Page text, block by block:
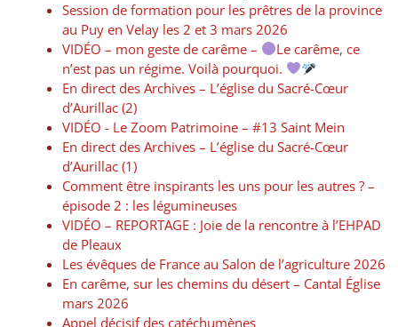
Session de formation pour les prêtres de la province
au Puy en Velay les 2 et 3 mars 2026
VIDÉO – mon geste de carême –
Le carême, ce
n’est pas un régime. Voilà pourquoi.
En direct des Archives – L’église du Sacré-Cœur
d’Aurillac (2)
VIDÉO -​​ Le Zoom Patrimoine – #13 Saint Mein
En direct des Archives – L’église du Sacré-Cœur
d’Aurillac (1)
Comment être inspirants les uns pour les autres ? –
épisode 2 : les légumineuses
VIDÉO – REPORTAGE : Joie de la rencontre à l’EHPAD
de Pleaux
Les évêques de France au Salon de l’agriculture 2026
En carême, sur les chemins du désert – Cantal Église
mars 2026
Appel décisif des catéchumènes